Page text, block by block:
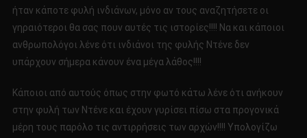
ήταν κάποτε φυλή ινδιάνων, μόνο αν τους αναζητήσετε οι
γηραιότεροι θα σας πουν αυτές τις ιστορίες!!!! Να και κάποιοι
ανθρωπολόγοι λένε ότι ινδιάνοι της φυλής Ντένε δεν
υπάρχουν σήμερα κάνουν ένα μέγα λάθος!!!!
Κάποιοι από αυτούς όπως στην φωτό κάτω λένε ότι ανήκουν
στην φυλή των Ντένε και έχουν γυρίσει πίσω στα προγονικά
μέρη τους παρόλο τις αντιρρήσεις των αρχών!!!! Υπολογίζω